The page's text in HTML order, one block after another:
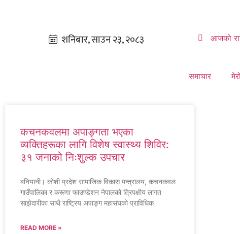
आजको
समाचार
कचनकवलमा अपाङ्गता भएका
व्यक्तिहरूका लागि विशेष स्वास्थ्य शिविर:
३१ जनाको निःशुल्क उपचार
बनियानी। कोशी प्रदेश सामाजिक विकास मन्त्रालय, कचनकवल
गाउँपालिका र करूणा फाउण्डेशन नेपालको त्रिपक्षीय लागत
साझेदारीका साथै राष्ट्रिय अपाङ्ग महासंघको प्राविधिक
READ MORE »